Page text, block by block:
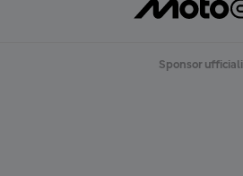
Sponsor ufficiali